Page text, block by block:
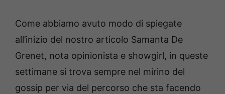
Come abbiamo avuto modo di spiegate
all’inizio del nostro articolo Samanta De
Grenet, nota opinionista e showgirl, in queste
settimane si trova sempre nel mirino del
gossip per via del percorso che sta facendo